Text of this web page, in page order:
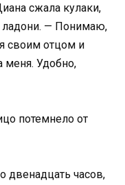
сжала кулаки,
ладони. — Понимаю,
своим отцом и
меня. Удобно,
потемнело от
двенадцать часов,